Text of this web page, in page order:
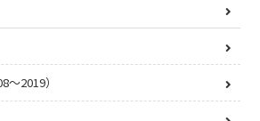
2019）